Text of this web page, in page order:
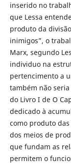
inserido no
que Lessa
produto da
inimigos”, o
Marx, segundo
individuo na
pertencimento a
também não
do Livro I de O
dedicado à
como produto
dos meios de
que fundam as
permitem o